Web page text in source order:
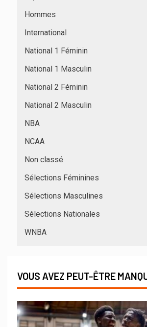
Hommes
International
National 1 Féminin
National 1 Masculin
National 2 Féminin
National 2 Masculin
NBA
NCAA
Non classé
Sélections Féminines
Sélections Masculines
Sélections Nationales
WNBA
VOUS AVEZ PEUT-ÊTRE